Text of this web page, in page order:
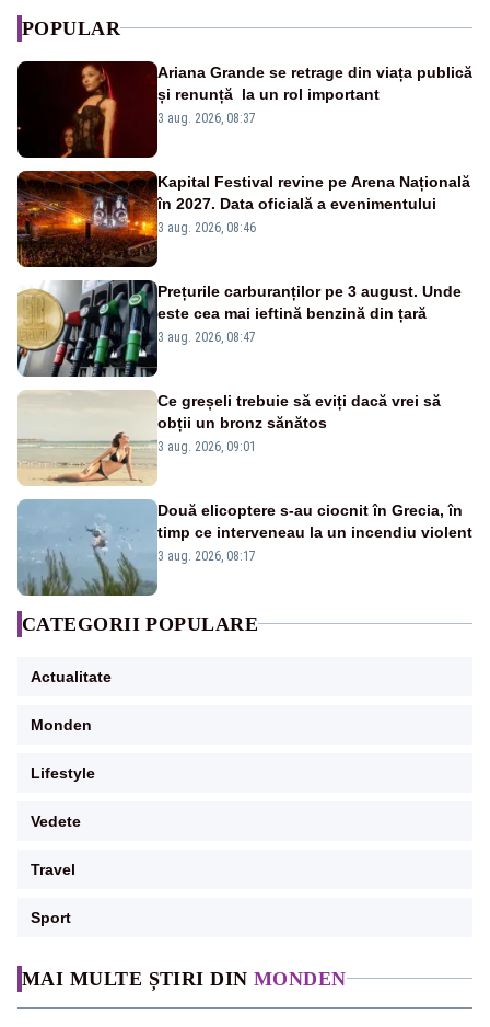
MAI MULTE ȘTIRI DIN MONDEN
POPULAR
Ariana Grande se retrage din viața publică
și renunță la un rol important
3 aug. 2026, 08:37
Kapital Festival revine pe Arena Națională
în 2027. Data oficială a evenimentului
3 aug. 2026, 08:46
Prețurile carburanților pe 3 august. Unde
este cea mai ieftină benzină din țară
3 aug. 2026, 08:47
Ce greșeli trebuie să eviți dacă vrei să
obții un bronz sănătos
3 aug. 2026, 09:01
Două elicoptere s-au ciocnit în Grecia, în
timp ce interveneau la un incendiu violent
3 aug. 2026, 08:17
CATEGORII POPULARE
Actualitate
Monden
Lifestyle
Vedete
Travel
Sport